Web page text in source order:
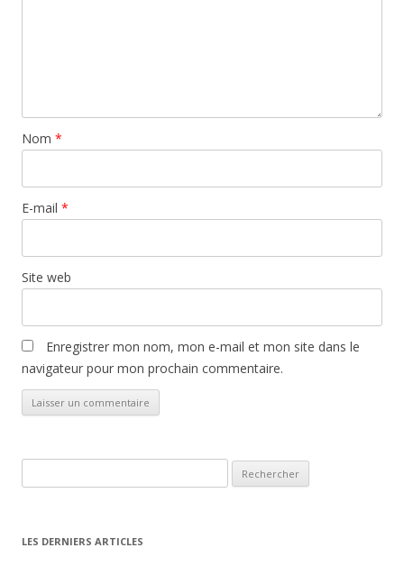
Nom *
E-mail *
Site web
Enregistrer mon nom, mon e-mail et mon site dans le
navigateur pour mon prochain commentaire.
LES DERNIERS ARTICLES